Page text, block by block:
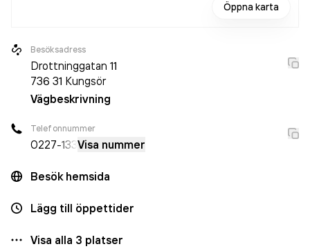
Öppna karta
Besöksadress
Drottninggatan 11
736 31 Kungsör
Vägbeskrivning
Telefonnummer
0227-133Visa nummer
Besök hemsida
Lägg till öppettider
Visa alla 3 platser